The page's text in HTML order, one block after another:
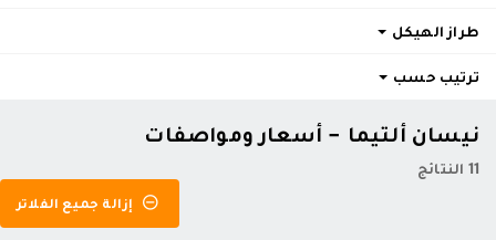
طراز الهيكل
ترتيب حسب
نيسان ألتيما - أسعار ومواصفات
11 النتائج
إزالة جميع الفلاتر